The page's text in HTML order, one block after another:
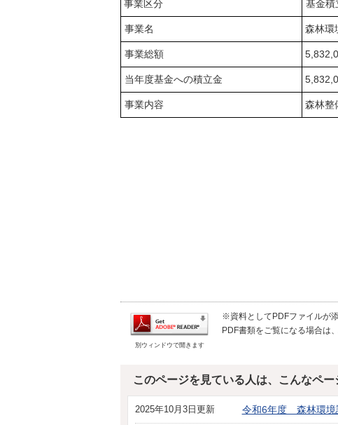
事業区分
基金積
事業名 森林環
事業総額
当年度基金への積立金
事業内容 森林整
別ウィンドウで開きます
※資料としてPDFファイルが
PDF書類をご覧になる場合は
このページを見ている人は、こんなペー
2025年10月3日更新 令和6年度 森林環境